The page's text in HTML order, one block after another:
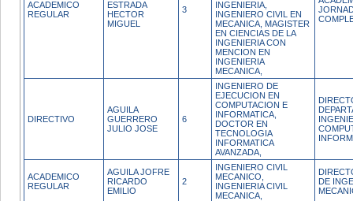
ACADEMICO
REGULAR
ESTRADA
HECTOR
MIGUEL
3
INGENIERIA,
INGENIERO CIVIL EN
MECANICA, MAGISTER
EN CIENCIAS DE LA
INGENIERIA CON
MENCION EN
INGENIERIA
MECANICA,
DIRECTIVO
AGUILA
GUERRERO
JULIO JOSE
6
INGENIERO DE
EJECUCION EN
COMPUTACION E
INFORMATICA,
DOCTOR EN
TECNOLOGIA
INFORMATICA
AVANZADA,
ACADEMICO
REGULAR
AGUILA JOFRE
RICARDO
EMILIO
2
INGENIERO CIVIL
MECANICO,
INGENIERIA CIVIL
MECANICA,
DE